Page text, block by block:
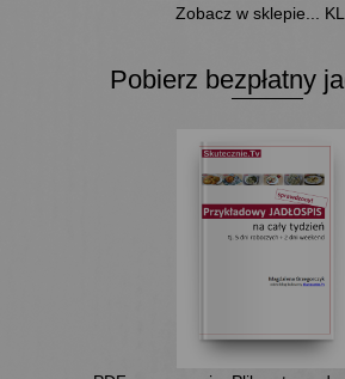
Zobacz w sklepie...
Pobierz bezpłatny